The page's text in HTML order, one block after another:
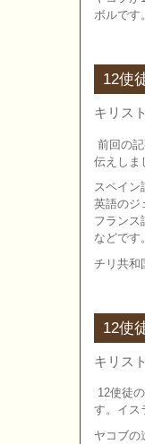
ボルです。
12使
キリス
前回の
伝えしま
スペイン
英語のジ
フランス
などです。
チリ共和
12使
キリス
12使徒
す。イス
ヤコブの